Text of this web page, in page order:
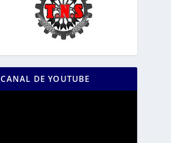
CANAL DE YOUTUBE